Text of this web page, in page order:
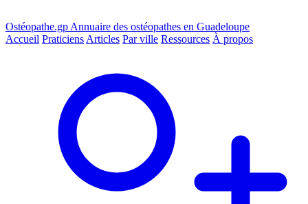
Ostéopathe.gp Annuaire des ostéopathes en Guadeloupe
Accueil Praticiens Articles Par ville Ressources À propos